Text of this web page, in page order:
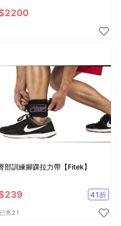
2200
部訓練腳踝拉力帶【Fitek】
239 41折
已售21